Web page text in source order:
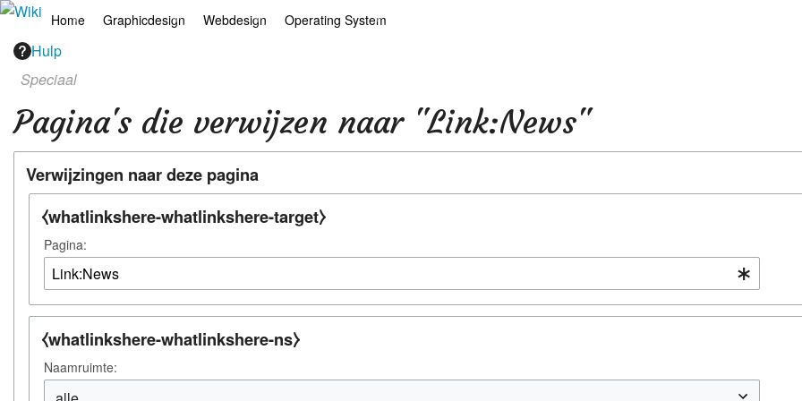
Home
Arts
Europese apps
Filosofie
Jazz
Links
News
Recepten
Graphicdesign
Final Cut Pro
Premiere Pro
Microsoft Office
Overige
Portfolio
Webdesign
Webdesign
Wordpress
Operating System
Windows
Hulp
Speciaal
Pagina's die verwijzen naar "Link:News"
Verwijzingen naar deze pagina
⧼whatlinkshere-whatlinkshere-target⧽
Pagina:
⧼whatlinkshere-whatlinkshere-ns⧽
Naamruimte: